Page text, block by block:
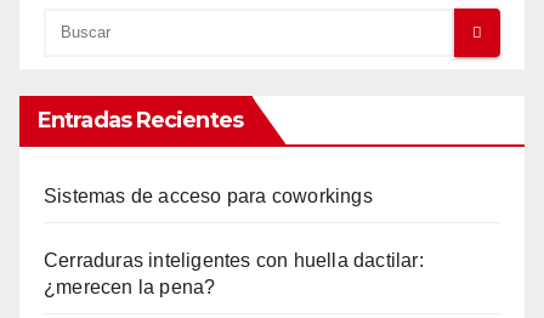
Entradas Recientes
Sistemas de acceso para coworkings
Cerraduras inteligentes con huella dactilar:
¿merecen la pena?